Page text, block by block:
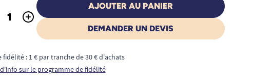
+
AJOUTER AU PANIER
DEMANDER UN DEVIS
fidélité : 1 € par tranche de 30 € d'achats
sur le programme de fidélité